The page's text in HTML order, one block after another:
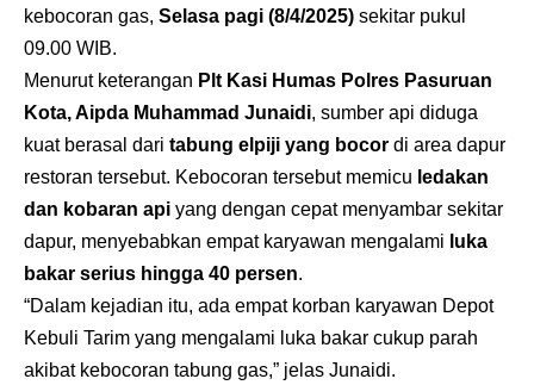
kebocoran gas, Selasa pagi (8/4/2025) sekitar pukul
09.00 WIB.
Menurut keterangan Plt Kasi Humas Polres Pasuruan
Kota, Aipda Muhammad Junaidi, sumber api diduga
kuat berasal dari tabung elpiji yang bocor di area dapur
restoran tersebut. Kebocoran tersebut memicu ledakan
dan kobaran api yang dengan cepat menyambar sekitar
dapur, menyebabkan empat karyawan mengalami luka
bakar serius hingga 40 persen.
“Dalam kejadian itu, ada empat korban karyawan Depot
Kebuli Tarim yang mengalami luka bakar cukup parah
akibat kebocoran tabung gas,” jelas Junaidi.